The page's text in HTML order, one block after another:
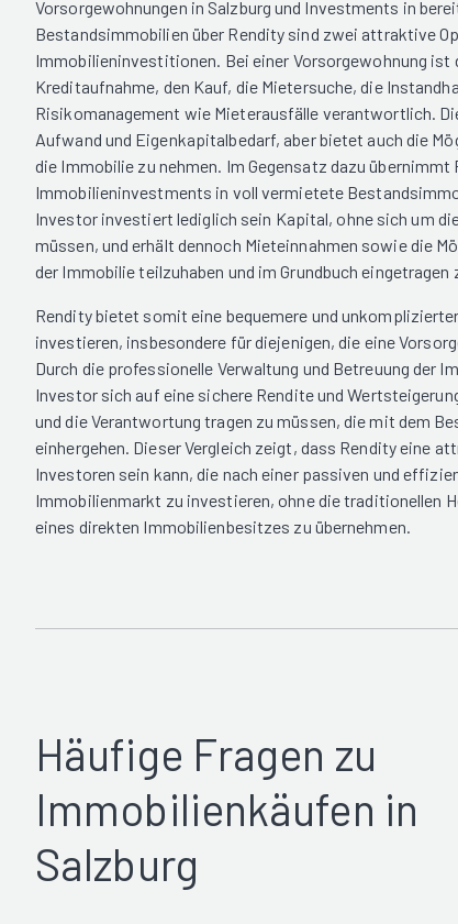
Vorsorgewohnungen in Salzburg und Investments in
Bestandsimmobilien über Rendity sind zwei attraktive
Immobilieninvestitionen. Bei einer Vorsorgewohnung ist
Kreditaufnahme, den Kauf, die Mietersuche, die
Risikomanagement wie Mieterausfälle verantwortlich.
Aufwand und Eigenkapitalbedarf, aber bietet auch die
die Immobilie zu nehmen. Im Gegensatz dazu übernimmt
Immobilieninvestments in voll vermietete
Investor investiert lediglich sein Kapital, ohne sich um
müssen, und erhält dennoch Mieteinnahmen sowie die
der Immobilie teilzuhaben und im Grundbuch eingetragen
Rendity bietet somit eine bequemere und
investieren, insbesondere für diejenigen, die eine
Durch die professionelle Verwaltung und Betreuung der
Investor sich auf eine sichere Rendite und
und die Verantwortung tragen zu müssen, die mit dem
einhergehen. Dieser Vergleich zeigt, dass Rendity eine
Investoren sein kann, die nach einer passiven und
Immobilienmarkt zu investieren, ohne die traditionellen
eines direkten Immobilienbesitzes zu übernehmen.
Häufige Fragen zu
Immobilienkäufen in
Salzburg